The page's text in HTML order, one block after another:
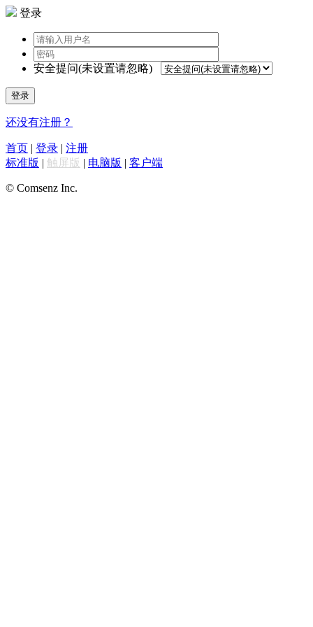
登录
安全提问(未设置请忽略)
登录
还没有注册？
首页 | 登录 | 注册
标准版 | 触屏版 | 电脑版 | 客户端
© Comsenz Inc.